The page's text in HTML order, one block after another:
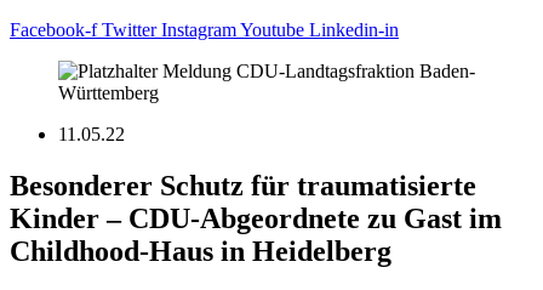
Facebook-f Twitter InstagramYoutube Linkedin-in
11.05.22
Besonderer Schutz für traumatisierte
Kinder – CDU-Abgeordnete zu Gast im
Childhood-Haus in Heidelberg